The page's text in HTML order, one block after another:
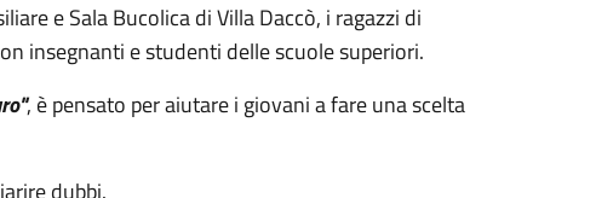
e Sala Bucolica di Villa Daccò, i ragazzi di
insegnanti e studenti delle scuole superiori.
, è pensato per aiutare i giovani a fare una scelta
dubbi.